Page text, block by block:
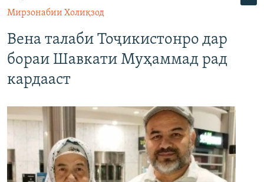
Мирзонабии Холиқзод
Вена талаби Тоҷикистонро дар
бораи Шавкати Муҳаммад рад
кардааст